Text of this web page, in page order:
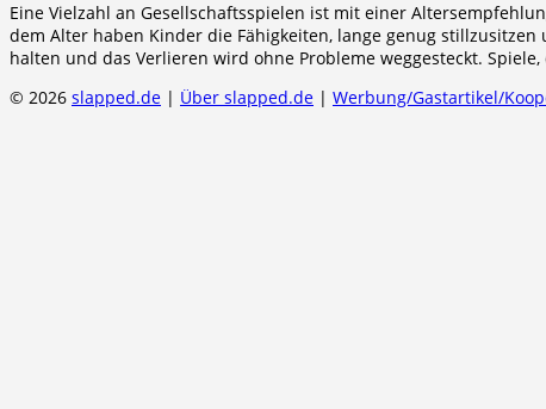
Eine Vielzahl an Gesellschaftsspielen ist mit einer
dem Alter haben Kinder die Fähigkeiten, lange genug
halten und das Verlieren wird ohne Probleme weggesteckt.
© 2026 slapped.de | Über slapped.de | Werbung/Gastartikel/